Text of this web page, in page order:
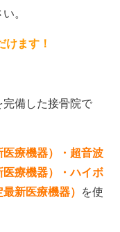
。
ます！
完備した接骨院で
療機器）・ 超音波
医療機器）・ハイボ
新医療機器）
を使